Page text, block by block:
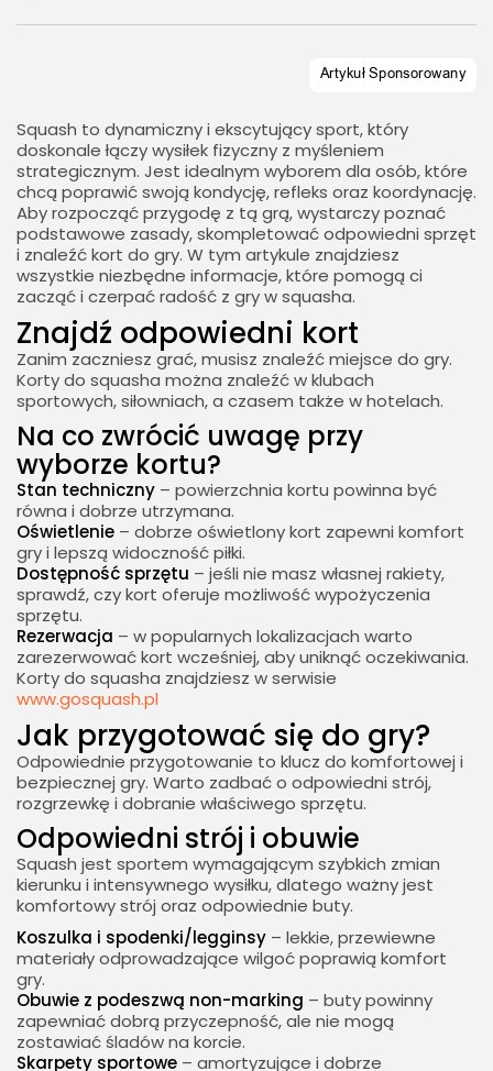
Squash to dynamiczny i ekscytujący sport, który
doskonale łączy wysiłek fizyczny z myśleniem
strategicznym. Jest idealnym wyborem dla osób, które
chcą poprawić swoją kondycję, refleks oraz koordynację.
Aby rozpocząć przygodę z tą grą, wystarczy poznać
podstawowe zasady, skompletować odpowiedni sprzęt
i znaleźć kort do gry. W tym artykule znajdziesz
wszystkie niezbędne informacje, które pomogą ci
zacząć i czerpać radość z gry w squasha.
Znajdź odpowiedni kort
Zanim zaczniesz grać, musisz znaleźć miejsce do gry.
Korty do squasha można znaleźć w klubach
sportowych, siłowniach, a czasem także w hotelach.
Na co zwrócić uwagę przy
wyborze kortu?
Stan techniczny – powierzchnia kortu powinna być
równa i dobrze utrzymana.
Oświetlenie – dobrze oświetlony kort zapewni komfort
gry i lepszą widoczność piłki.
Dostępność sprzętu – jeśli nie masz własnej rakiety,
sprawdź, czy kort oferuje możliwość wypożyczenia
sprzętu.
Rezerwacja – w popularnych lokalizacjach warto
zarezerwować kort wcześniej, aby uniknąć oczekiwania.
Korty do squasha znajdziesz w serwisie
www.gosquash.pl
Jak przygotować się do gry?
Odpowiednie przygotowanie to klucz do komfortowej i
bezpiecznej gry. Warto zadbać o odpowiedni strój,
rozgrzewkę i dobranie właściwego sprzętu.
Odpowiedni strój i obuwie
Squash jest sportem wymagającym szybkich zmian
kierunku i intensywnego wysiłku, dlatego ważny jest
komfortowy strój oraz odpowiednie buty.
Koszulka i spodenki/legginsy – lekkie, przewiewne
materiały odprowadzające wilgoć poprawią komfort
gry.
Obuwie z podeszwą non-marking – buty powinny
zapewniać dobrą przyczepność, ale nie mogą
zostawiać śladów na korcie.
Skarpety sportowe – amortyzujące i dobrze
Podsumowanie